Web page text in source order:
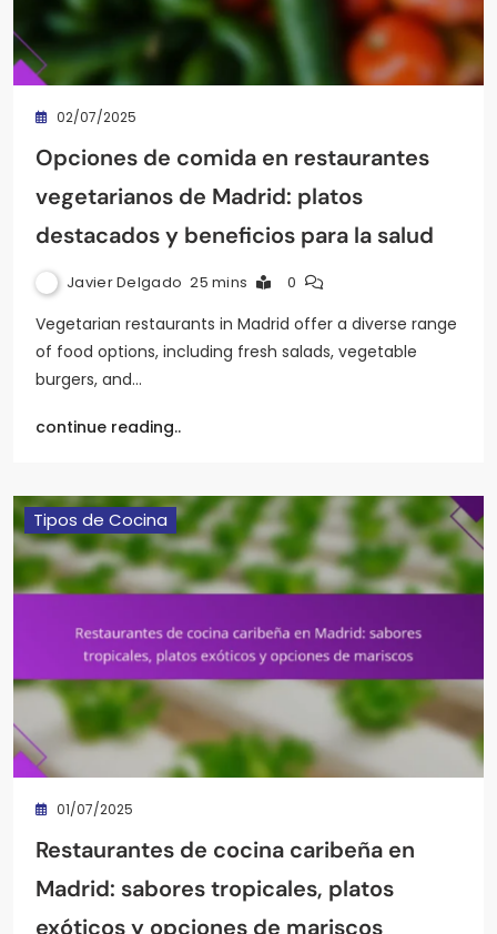
02/07/2025
Opciones de comida en restaurantes
vegetarianos de Madrid: platos
destacados y beneficios para la salud
Javier Delgado 25 mins 0
Vegetarian restaurants in Madrid offer a diverse range
of food options, including fresh salads, vegetable
burgers, and…
continue reading..
Tipos de Cocina
01/07/2025
Restaurantes de cocina caribeña en
Madrid: sabores tropicales, platos
exóticos y opciones de mariscos